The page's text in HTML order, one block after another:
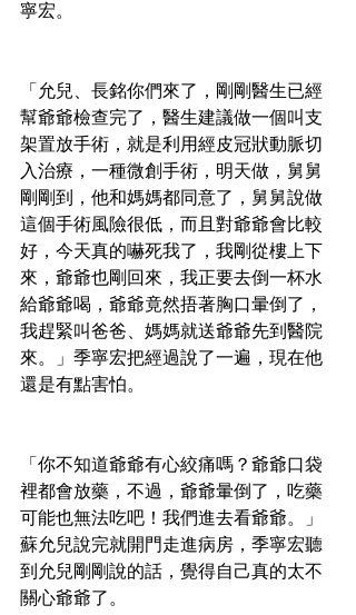
寧宏。
「允兒、長銘你們來了，剛剛醫生已經
幫爺爺檢查完了，醫生建議做一個叫支
架置放手術，就是利用經皮冠狀動脈切
入治療，一種微創手術，明天做，舅舅
剛剛到，他和媽媽都同意了，舅舅說做
這個手術風險很低，而且對爺爺會比較
好，今天真的嚇死我了，我剛從樓上下
來，爺爺也剛回來，我正要去倒一杯水
給爺爺喝，爺爺竟然捂著胸口暈倒了，
我趕緊叫爸爸、媽媽就送爺爺先到醫院
來。」季寧宏把經過說了一遍，現在他
還是有點害怕。
「你不知道爺爺有心絞痛嗎？爺爺口袋
裡都會放藥，不過，爺爺暈倒了，吃藥
可能也無法吃吧！我們進去看爺爺。」
蘇允兒說完就開門走進病房，季寧宏聽
到允兒剛剛說的話，覺得自己真的太不
關心爺爺了。